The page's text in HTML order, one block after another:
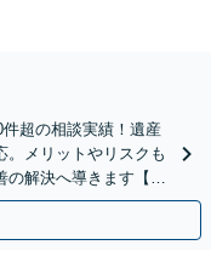
件超の相談実績！遺産
。メリットやリスクも
の解決へ導きます【法